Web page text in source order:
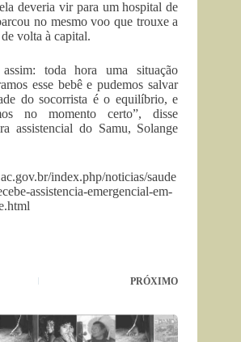
deveria vir para um hospital de
no mesmo voo que trouxe a
volta à capital.
toda hora uma situação
esse bebê e pudemos salvar
do socorrista é o equilíbrio, e
no momento certo”, disse
assistencial do Samu, Solange
index.php/noticias/saude
assistencia-emergencial-em-
PRÓXIMO